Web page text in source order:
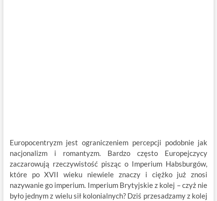
Europocentryzm jest ograniczeniem percepcji podobnie jak
nacjonalizm i romantyzm. Bardzo często Europejczycy
zaczarowują rzeczywistość pisząc o Imperium Habsburgów,
które po XVII wieku niewiele znaczy i ciężko już znosi
nazywanie go imperium. Imperium Brytyjskie z kolej – czyż nie
było jednym z wielu sił kolonialnych? Dziś przesadzamy z kolej